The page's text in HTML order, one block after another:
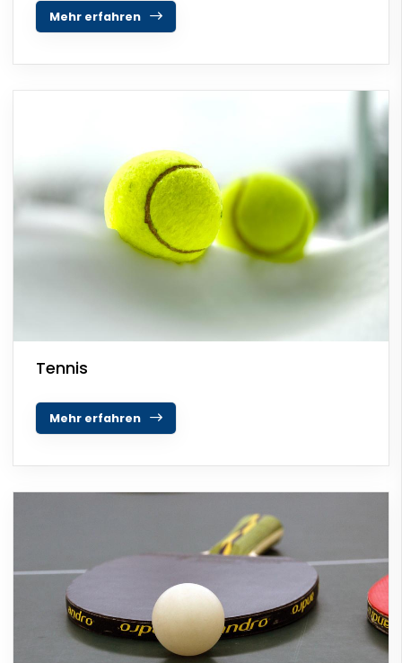
Mehr erfahren
Tennis
Mehr erfahren